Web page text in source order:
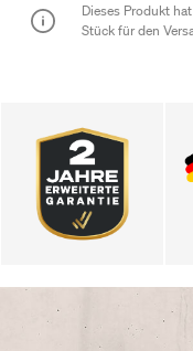
Dieses Produkt
Stück für den